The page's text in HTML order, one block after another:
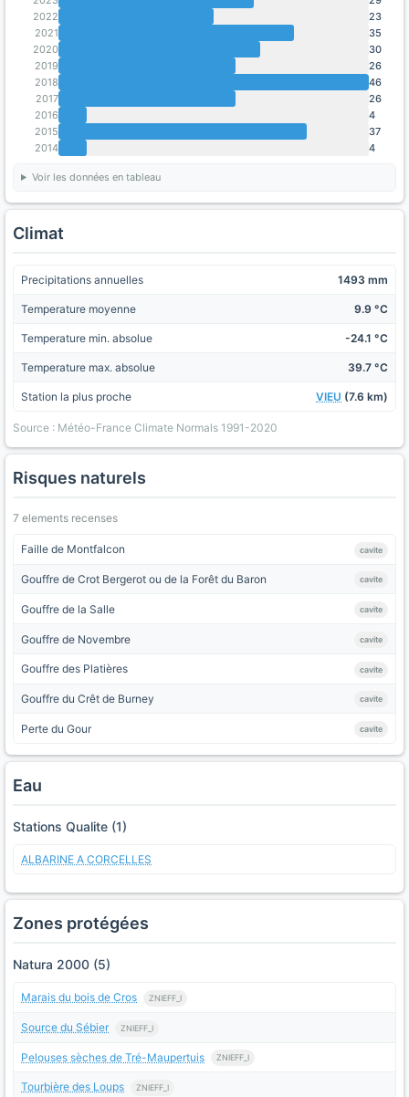
2022
23
2021
35
2020
30
2019
26
2018
46
2017
26
2016
4
2015
37
2014
4
Voir les données en tableau
Climat
Precipitations annuelles 1493 mm
Temperature moyenne 9.9 °C
Temperature min. absolue -24.1 °C
Temperature max. absolue 39.7 °C
Station la plus proche VIEU (7.6 km)
Source : Météo-France Climate Normals 1991-2020
Risques naturels
7 elements recenses
Faille de Montfalcon cavite
Gouffre de Crot Bergerot ou de la Forêt du Baron cavite
Gouffre de la Salle cavite
Gouffre de Novembre cavite
Gouffre des Platières cavite
Gouffre du Crêt de Burney cavite
Perte du Gour cavite
Eau
Stations Qualite (1)
ALBARINE A CORCELLES
Zones protégées
Natura 2000 (5)
Marais du bois de Cros ZNIEFF_I
Source du Sébier ZNIEFF_I
Pelouses sèches de Tré-Maupertuis ZNIEFF_I
Tourbière des Loups ZNIEFF_I